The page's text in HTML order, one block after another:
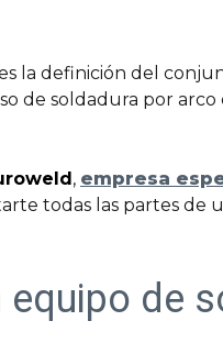
la definición del
de soldadura por arco
, empresa
todas las partes de
equipo de